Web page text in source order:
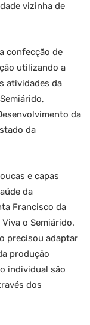
vizinha de
confecção de
utilizando a
atividades da
da
da
e capas
da
Francisco da
o Semiárido.
precisou adaptar
produção
individual são
dos